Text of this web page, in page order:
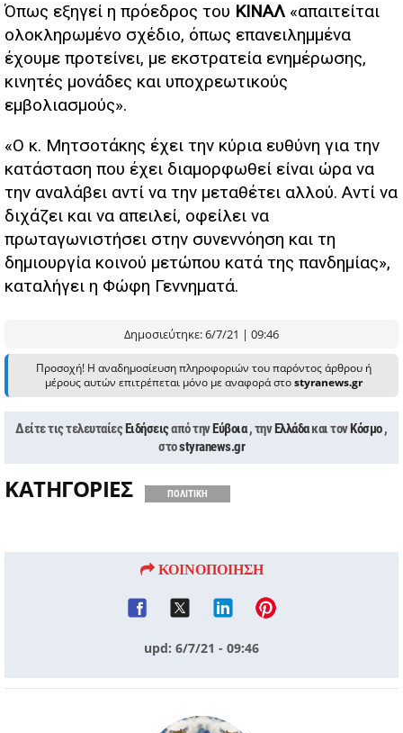
Όπως εξηγεί η πρόεδρος του ΚΙΝΑΛ «απαιτείται
ολοκληρωμένο σχέδιο, όπως επανειλημμένα
έχουμε προτείνει, με εκστρατεία ενημέρωσης,
κινητές μονάδες και υποχρεωτικούς
εμβολιασμούς».
«Ο κ. Μητσοτάκης έχει την κύρια ευθύνη για την
κατάσταση που έχει διαμορφωθεί είναι ώρα να
την αναλάβει αντί να την μεταθέτει αλλού. Αντί να
διχάζει και να απειλεί, οφείλει να
πρωταγωνιστήσει στην συνεννόηση και τη
δημιουργία κοινού μετώπου κατά της πανδημίας»,
καταλήγει η Φώφη Γεννηματά.
Δημοσιεύτηκε: 6/7/21 | 09:46
Προσοχή! Η αναδημοσίευση πληροφοριών του παρόντος άρθρου ή
μέρους αυτών επιτρέπεται μόνο με αναφορά στοstyranews.gr
Δείτε τις τελευταίεςΕιδήσειςαπό τηνΕύβοια , τηνΕλλάδακαι τονΚόσμο,
στοstyranews.gr
ΚΑΤΗΓΟΡΙΕΣ ΠΟΛΙΤΙΚΗ
ΚΟΙΝΟΠΟΙΗΣΗ
upd: 6/7/21 - 09:46